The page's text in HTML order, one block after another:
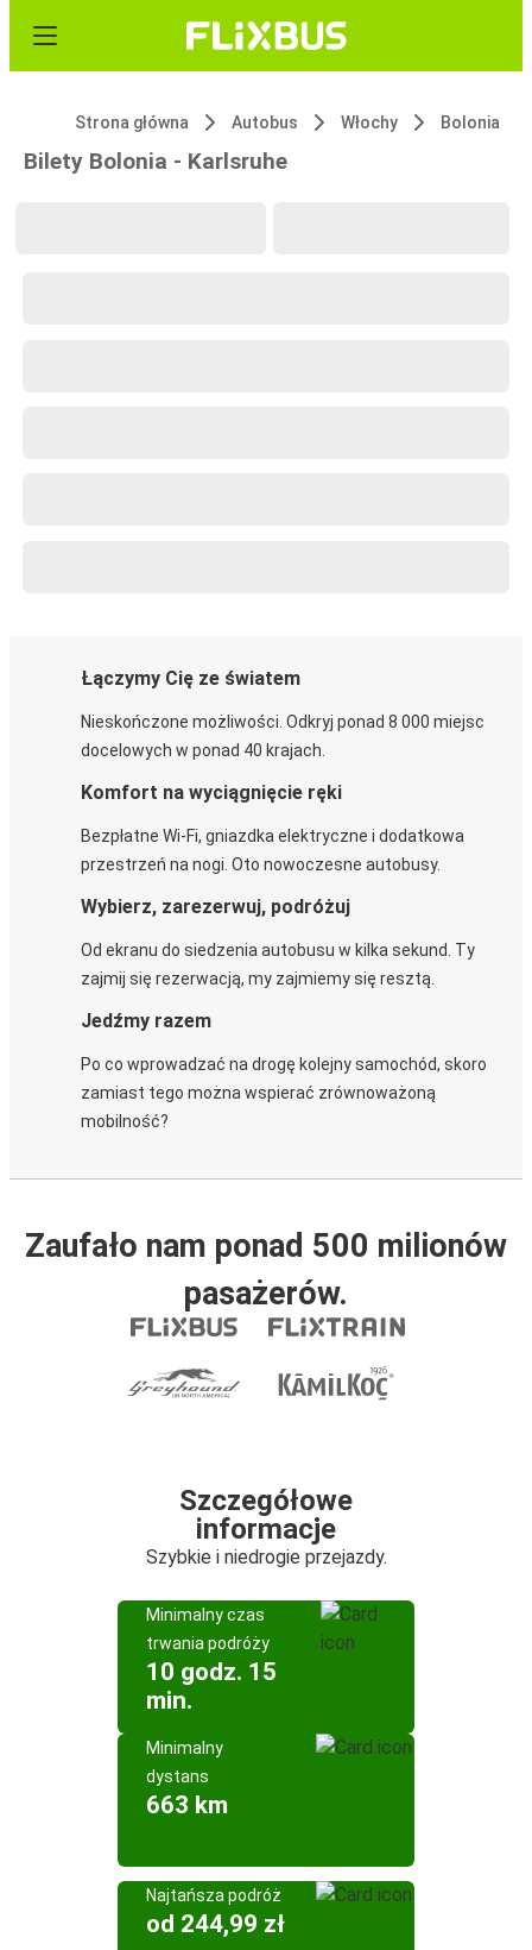
Strona główna Autobus Włochy Bolonia
Bilety Bolonia - Karlsruhe
Łączymy Cię ze światem
Nieskończone możliwości. Odkryj ponad 8 000 miejsc
docelowych w ponad 40 krajach.
Komfort na wyciągnięcie ręki
Bezpłatne Wi-Fi, gniazdka elektryczne i dodatkowa
przestrzeń na nogi. Oto nowoczesne autobusy.
Wybierz, zarezerwuj, podróżuj
Od ekranu do siedzenia autobusu w kilka sekund. Ty
zajmij się rezerwacją, my zajmiemy się resztą.
Jedźmy razem
Po co wprowadzać na drogę kolejny samochód, skoro
zamiast tego można wspierać zrównoważoną
mobilność?
Zaufało nam ponad 500 milionów
pasażerów.
Szczegółowe
informacje
Szybkie i niedrogie przejazdy.
Minimalny czas
trwania podróży
10 godz. 15
min.
Minimalny
dystans
663 km
Najtańsza podróż
od 244,99 zł